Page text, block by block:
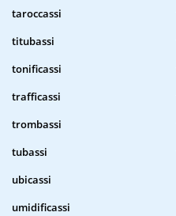
taroccassi
titubassi
tonificassi
trafficassi
trombassi
tubassi
ubicassi
umidificassi